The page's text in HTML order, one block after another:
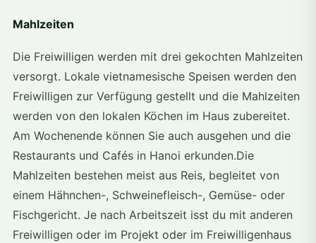
Mahlzeiten
Die Freiwilligen werden mit drei gekochten Mahlzeiten
versorgt. Lokale vietnamesische Speisen werden den
Freiwilligen zur Verfügung gestellt und die Mahlzeiten
werden von den lokalen Köchen im Haus zubereitet.
Am Wochenende können Sie auch ausgehen und die
Restaurants und Cafés in Hanoi erkunden.Die
Mahlzeiten bestehen meist aus Reis, begleitet von
einem Hähnchen-, Schweinefleisch-, Gemüse- oder
Fischgericht. Je nach Arbeitszeit isst du mit anderen
Freiwilligen oder im Projekt oder im Freiwilligenhaus